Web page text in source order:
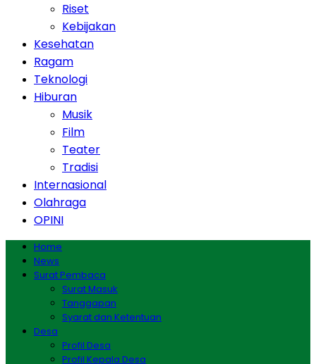
Riset
Kebijakan
Kesehatan
Ragam
Teknologi
Hiburan
Musik
Film
Teater
Tradisi
Internasional
Olahraga
OPINI
Home
News
Surat Pembaca
Surat Masuk
Tanggapan
Syarat dan Ketentuan
Desa
Profil Desa
Profil Kepala Desa